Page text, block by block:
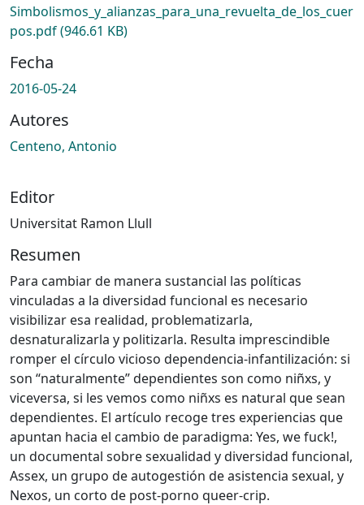
Simbolismos_y_alianzas_para_una_revuelta_de_los_cuer
pos.pdf(946.61 KB)
Fecha
2016-05-24
Autores
Centeno, Antonio
Editor
Universitat Ramon Llull
Resumen
Para cambiar de manera sustancial las políticas
vinculadas a la diversidad funcional es necesario
visibilizar esa realidad, problematizarla,
desnaturalizarla y politizarla. Resulta imprescindible
romper el círculo vicioso dependencia-infantilización: si
son “naturalmente” dependientes son como niñxs, y
viceversa, si les vemos como niñxs es natural que sean
dependientes. El artículo recoge tres experiencias que
apuntan hacia el cambio de paradigma: Yes, we fuck!,
un documental sobre sexualidad y diversidad funcional,
Assex, un grupo de autogestión de asistencia sexual, y
Nexos, un corto de post-porno queer-crip.